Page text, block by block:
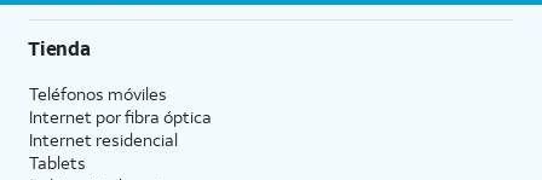
Tienda
Teléfonos móviles
Internet por fibra óptica
Internet residencial
Tablets